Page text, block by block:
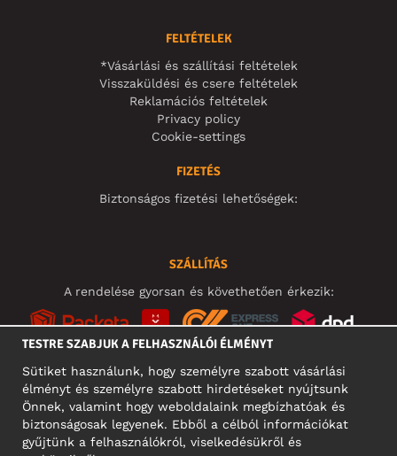
FELTÉTELEK
*Vásárlási és szállítási feltételek
Visszaküldési és csere feltételek
Reklamációs feltételek
Privacy policy
Cookie-settings
FIZETÉS
Biztonságos fizetési lehetőségek:
SZÁLLÍTÁS
A rendelése gyorsan és követhetően érkezik:
KÖZÖSSÉGI MÉDIA
TESTRE SZABJUK A FELHASZNÁLÓI ÉLMÉNYT
Sütiket használunk, hogy személyre szabott vásárlási
élményt és személyre szabott hirdetéseket nyújtsunk
Önnek, valamint hogy weboldalaink megbízhatóak és
biztonságosak legyenek. Ebből a célból információkat
gyűjtünk a felhasználókról, viselkedésükről és